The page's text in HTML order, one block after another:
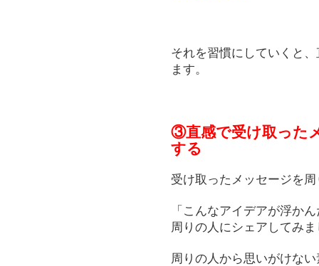
それを習慣にしていくと
ます。
③直感で受け取った
する
受け取ったメッセージを
「こんなアイデアが浮か
周りの人にシェアしてみ
周りの人から思いがけな